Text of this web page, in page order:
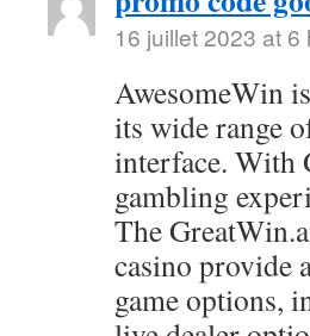
16 juillet 2023 at 6
AwesomeWin
its wide range
interface. With
gambling
The
casino provide
game options,